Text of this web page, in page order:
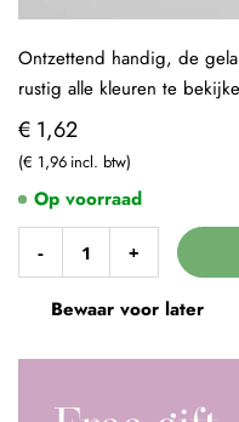
€ 1,62
€ 1,96
- +
Bewaar voor later
Op voorraad
Ontzettend handig, de
rustig alle kleuren te